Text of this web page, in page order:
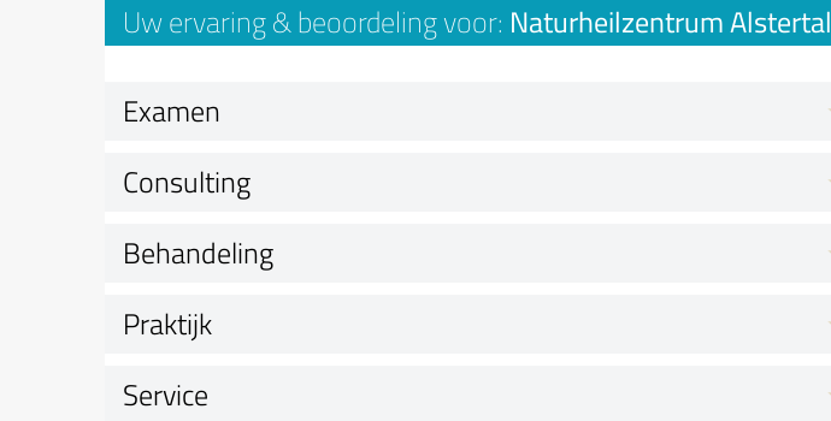
Uw ervaring & beoordeling voor: Naturheilzentrum Alstertal
Examen
Consulting
Behandeling
Praktijk
Service